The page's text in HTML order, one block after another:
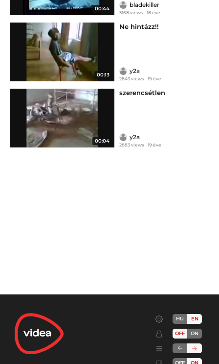
00:44
bladekiller
3168 views 18 éve
00:13
Ne hintázz!!
y2a
2843 views 19 éve
00:04
szerencsétlen
y2a
2883 views 19 éve
HU EN
OFF ON